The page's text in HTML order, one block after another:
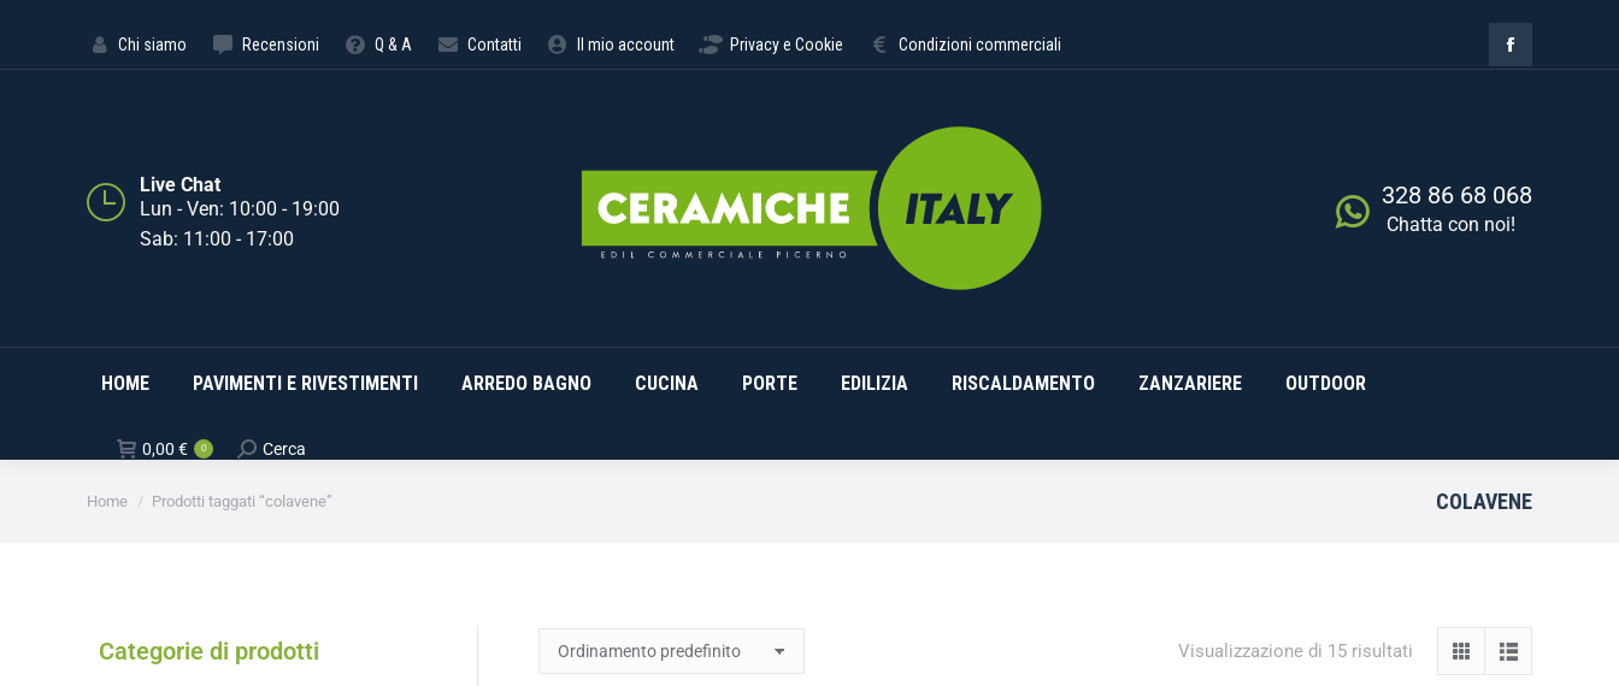
Chi siamo Recensioni Q & A Contatti Il mio account Privacy e Cookie Condizioni commerciali
Live Chat
Lun - Ven: 10:00 - 19:00
Sab: 11:00 - 17:00
328 86 68 068
Chatta con noi!
HOME PAVIMENTI E RIVESTIMENTI ARREDO BAGNO CUCINA PORTE EDILIZIA RISCALDAMENTO ZANZARIERE OUTDOOR
0,00 € 0 Cerca
Tu sei qui:
Home Prodotti taggati “colavene” COLAVENE
Visualizzazione di 15 risultati
Categorie di prodotti
HOME PAVIMENTI E RIVESTIMENTI ARREDO BAGNO CUCINA PORTE EDILIZIA